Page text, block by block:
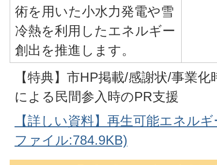
術を用いた小水力発電や雪
冷熱を利用したエネルギー
創出を推進します。
【特典】市HP掲載/感謝状/事業
による民間参入時のPR支援
【詳しい資料】再生可能エネル
ファイル:784.9KB)